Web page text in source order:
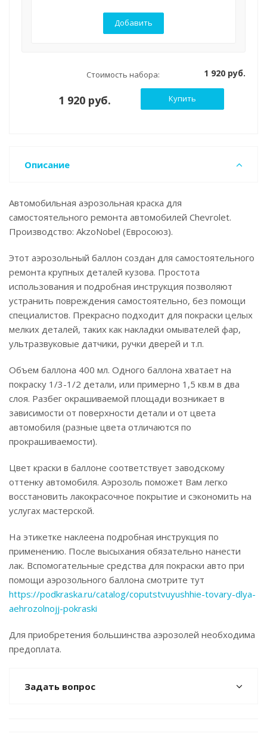
Добавить
Стоимость набора: 1 920 руб.
1 920 руб. Купить
Описание
Автомобильная аэрозольная краска для
самостоятельного ремонта автомобилей Chevrolet.
Производство: AkzoNobel (Евросоюз).
Этот аэрозольный баллон создан для самостоятельного
ремонта крупных деталей кузова. Простота
использования и подробная инструкция позволяют
устранить повреждения самостоятельно, без помощи
специалистов. Прекрасно подходит для покраски целых
мелких деталей, таких как накладки омывателей фар,
ультразвуковые датчики, ручки дверей и т.п.
Объем баллона 400 мл. Одного баллона хватает на
покраску 1/3-1/2 детали, или примерно 1,5 кв.м в два
слоя. Разбег окрашиваемой площади возникает в
зависимости от поверхности детали и от цвета
автомобиля (разные цвета отличаются по
прокрашиваемости).
Цвет краски в баллоне соответствует заводскому
оттенку автомобиля. Аэрозоль поможет Вам легко
восстановить лакокрасочное покрытие и сэкономить на
услугах мастерской.
На этикетке наклеена подробная инструкция по
применению. После высыхания обязательно нанести
лак. Вспомогательные средства для покраски авто при
помощи аэрозольного баллона смотрите тут
https://podkraska.ru/catalog/coputstvuyushhie-tovary-dlya-
aehrozolnojj-pokraski
Для приобретения большинства аэрозолей необходима
предоплата.
Задать вопрос